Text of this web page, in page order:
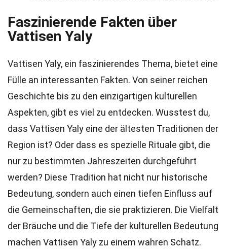
Faszinierende Fakten über
Vattisen Yaly
Vattisen Yaly, ein faszinierendes Thema, bietet eine
Fülle an interessanten Fakten. Von seiner reichen
Geschichte bis zu den einzigartigen kulturellen
Aspekten, gibt es viel zu entdecken. Wusstest du,
dass Vattisen Yaly eine der ältesten Traditionen der
Region ist? Oder dass es spezielle Rituale gibt, die
nur zu bestimmten Jahreszeiten durchgeführt
werden? Diese Tradition hat nicht nur historische
Bedeutung, sondern auch einen tiefen Einfluss auf
die Gemeinschaften, die sie praktizieren. Die Vielfalt
der Bräuche und die Tiefe der kulturellen Bedeutung
machen Vattisen Yaly zu einem wahren Schatz.